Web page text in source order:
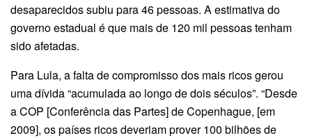
desaparecidos subiu para 46 pessoas. A estimativa do
governo estadual é que mais de 120 mil pessoas tenham
sido afetadas.
Para Lula, a falta de compromisso dos mais ricos gerou
uma dívida “acumulada ao longo de dois séculos”. “Desde
a COP [Conferência das Partes] de Copenhague, [em
2009], os países ricos deveriam prover 100 bilhões de